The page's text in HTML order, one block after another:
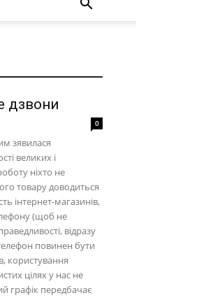
дзвони
0
зявилася
великих і
ніхто не
товару доводиться
інтернет-магазинів,
(щоб не
відразу
повинен бути
користування
цілях у нас не
графік передбачає